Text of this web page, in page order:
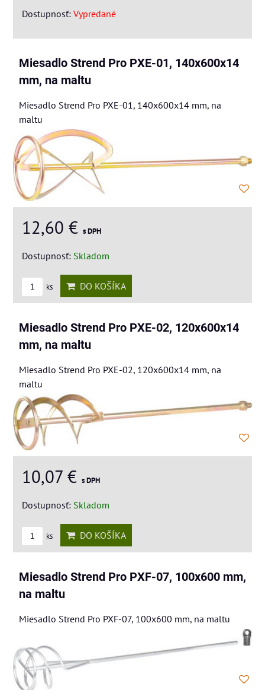
Dostupnosť: Vypredané
Miesadlo Strend Pro PXE-01, 140x600x14
mm, na maltu
Miesadlo Strend Pro PXE-01, 140x600x14 mm, na
maltu
12,60 € s DPH
Dostupnosť: Skladom
ks DO KOŠÍKA
Miesadlo Strend Pro PXE-02, 120x600x14
mm, na maltu
Miesadlo Strend Pro PXE-02, 120x600x14 mm, na
maltu
10,07 € s DPH
Dostupnosť: Skladom
ks DO KOŠÍKA
Miesadlo Strend Pro PXF-07, 100x600 mm,
na maltu
Miesadlo Strend Pro PXF-07, 100x600 mm, na maltu